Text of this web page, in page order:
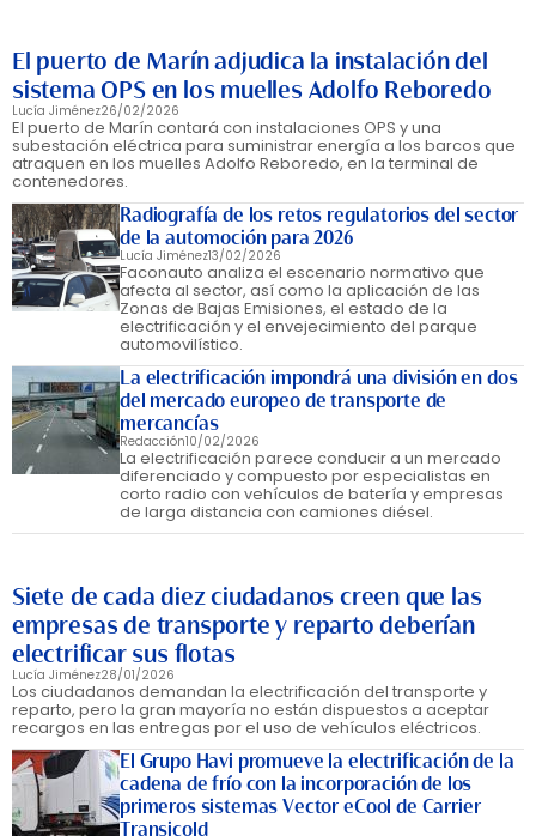
El puerto de Marín adjudica la instalación del
sistema OPS en los muelles Adolfo Reboredo
Lucía Jiménez26/02/2026
El puerto de Marín contará con instalaciones OPS y una
subestación eléctrica para suministrar energía a los barcos que
atraquen en los muelles Adolfo Reboredo, en la terminal de
contenedores.
Radiografía de los retos regulatorios del sector
de la automoción para 2026
Lucía Jiménez13/02/2026
Faconauto analiza el escenario normativo que
afecta al sector, así como la aplicación de las
Zonas de Bajas Emisiones, el estado de la
electrificación y el envejecimiento del parque
automovilístico.
La electrificación impondrá una división en dos
del mercado europeo de transporte de
mercancías
Redacción10/02/2026
La electrificación parece conducir a un mercado
diferenciado y compuesto por especialistas en
corto radio con vehículos de batería y empresas
de larga distancia con camiones diésel.
Siete de cada diez ciudadanos creen que las
empresas de transporte y reparto deberían
electrificar sus flotas
Lucía Jiménez28/01/2026
Los ciudadanos demandan la electrificación del transporte y
reparto, pero la gran mayoría no están dispuestos a aceptar
recargos en las entregas por el uso de vehículos eléctricos.
El Grupo Havi promueve la electrificación de la
cadena de frío con la incorporación de los
primeros sistemas Vector eCool de Carrier
Transicold